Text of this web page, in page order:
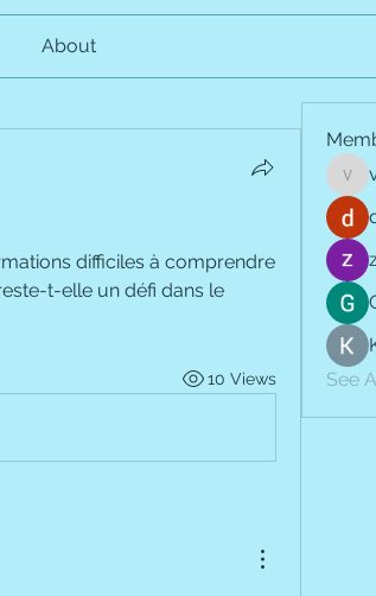
About
difficiles à comprendre
t-elle un défi dans le
10 Views
See